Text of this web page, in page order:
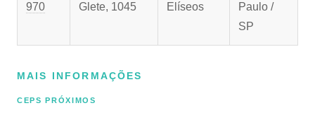
970
Glete, 1045
Elíseos
Paulo /
SP
MAIS INFORMAÇÕES
CEPS PRÓXIMOS